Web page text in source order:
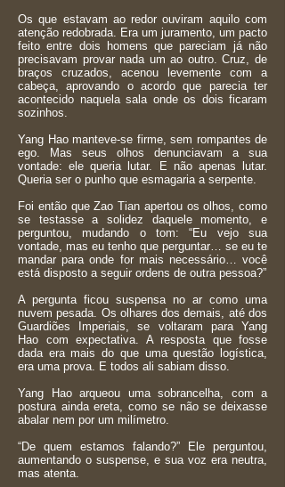
Os que estavam ao redor ouviram aquilo com
atenção redobrada. Era um juramento, um pacto
feito entre dois homens que pareciam já não
precisavam provar nada um ao outro. Cruz, de
braços cruzados, acenou levemente com a
cabeça, aprovando o acordo que parecia ter
acontecido naquela sala onde os dois ficaram
sozinhos.
Yang Hao manteve-se firme, sem rompantes de
ego. Mas seus olhos denunciavam a sua
vontade: ele queria lutar. E não apenas lutar.
Queria ser o punho que esmagaria a serpente.
Foi então que Zao Tian apertou os olhos, como
se testasse a solidez daquele momento, e
perguntou, mudando o tom: “Eu vejo sua
vontade, mas eu tenho que perguntar… se eu te
mandar para onde for mais necessário… você
está disposto a seguir ordens de outra pessoa?”
A pergunta ficou suspensa no ar como uma
nuvem pesada. Os olhares dos demais, até dos
Guardiões Imperiais, se voltaram para Yang
Hao com expectativa. A resposta que fosse
dada era mais do que uma questão logística,
era uma prova. E todos ali sabiam disso.
Yang Hao arqueou uma sobrancelha, com a
postura ainda ereta, como se não se deixasse
abalar nem por um milímetro.
“De quem estamos falando?” Ele perguntou,
aumentando o suspense, e sua voz era neutra,
mas atenta.